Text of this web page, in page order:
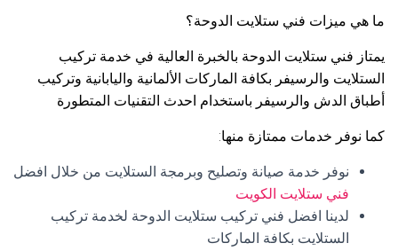
ما هي ميزات فني ستلايت الدوحة؟
يمتاز فني ستلايت الدوحة بالخبرة العالية في خدمة تركيب
الستلايت والرسيفر بكافة الماركات الألمانية واليابانية وتركيب
أطباق الدش والرسيفر باستخدام احدث التقنيات المتطورة
كما نوفر خدمات ممتازة منها:
نوفر خدمة صيانة وتصليح وبرمجة الستلايت من خلال افضل
فني ستلايت الكويت
لدينا افضل فني تركيب ستلايت الدوحة لخدمة تركيب
الستلايت بكافة الماركات